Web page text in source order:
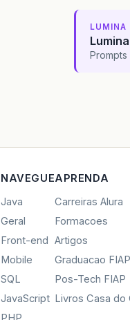
LUMINA
NAVEGUE
Java
Geral
Front-end
Mobile
SQL
JavaScript
APRENDA
Carreiras Alura
Formacoes
Artigos
Graduacao FIAP
Pos-Tech FIAP
Livros Casa do